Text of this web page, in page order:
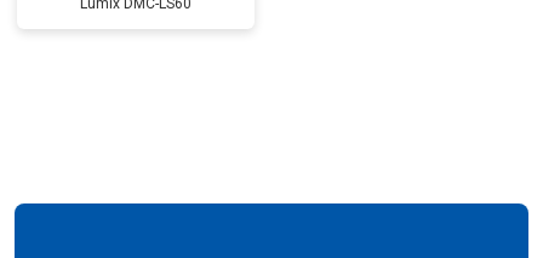
Lumix DMC-LS60